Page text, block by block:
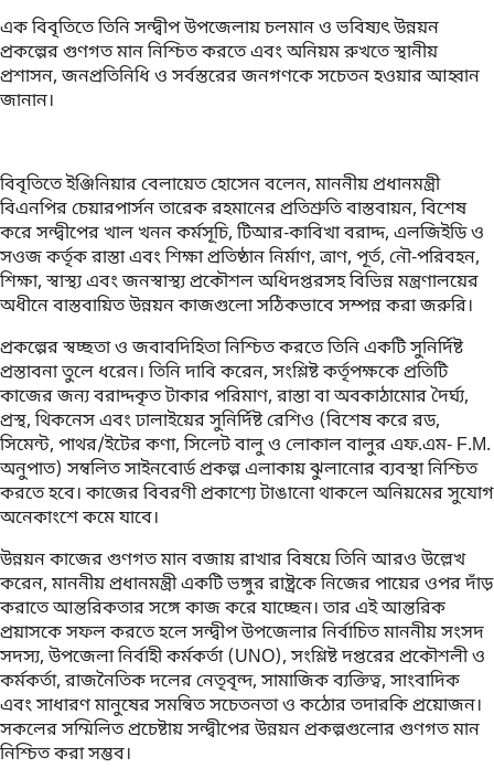
এক বিবৃতিতে তিনি সন্দ্বীপ উপজেলায় চলমান ও ভবিষ্যৎ উন্নয়ন
প্রকল্পের গুণগত মান নিশ্চিত করতে এবং অনিয়ম রুখতে স্থানীয়
প্রশাসন, জনপ্রতিনিধি ও সর্বস্তরের জনগণকে সচেতন হওয়ার আহ্বান
জানান।
বিবৃতিতে ইঞ্জিনিয়ার বেলায়েত হোসেন বলেন, মাননীয় প্রধানমন্ত্রী
বিএনপির চেয়ারপার্সন তারেক রহমানের প্রতিশ্রুতি বাস্তবায়ন, বিশেষ
করে সন্দ্বীপের খাল খনন কর্মসূচি, টিআর-কাবিখা বরাদ্দ, এলজিইডি ও
সওজ কর্তৃক রাস্তা এবং শিক্ষা প্রতিষ্ঠান নির্মাণ, ত্রাণ, পূর্ত, নৌ-পরিবহন,
শিক্ষা, স্বাস্থ্য এবং জনস্বাস্থ্য প্রকৌশল অধিদপ্তরসহ বিভিন্ন মন্ত্রণালয়ের
অধীনে বাস্তবায়িত উন্নয়ন কাজগুলো সঠিকভাবে সম্পন্ন করা জরুরি।
প্রকল্পের স্বচ্ছতা ও জবাবদিহিতা নিশ্চিত করতে তিনি একটি সুনির্দিষ্ট
প্রস্তাবনা তুলে ধরেন। তিনি দাবি করেন, সংশ্লিষ্ট কর্তৃপক্ষকে প্রতিটি
কাজের জন্য বরাদ্দকৃত টাকার পরিমাণ, রাস্তা বা অবকাঠামোর দৈর্ঘ্য,
প্রস্থ, থিকনেস এবং ঢালাইয়ের সুনির্দিষ্ট রেশিও (বিশেষ করে রড,
সিমেন্ট, পাথর/ইটের কণা, সিলেট বালু ও লোকাল বালুর এফ.এম- F.M.
অনুপাত) সম্বলিত সাইনবোর্ড প্রকল্প এলাকায় ঝুলানোর ব্যবস্থা নিশ্চিত
করতে হবে। কাজের বিবরণী প্রকাশ্যে টাঙানো থাকলে অনিয়মের সুযোগ
অনেকাংশে কমে যাবে।
উন্নয়ন কাজের গুণগত মান বজায় রাখার বিষয়ে তিনি আরও উল্লেখ
করেন, মাননীয় প্রধানমন্ত্রী একটি ভঙ্গুর রাষ্ট্রকে নিজের পায়ের ওপর দাঁড়
করাতে আন্তরিকতার সঙ্গে কাজ করে যাচ্ছেন। তার এই আন্তরিক
প্রয়াসকে সফল করতে হলে সন্দ্বীপ উপজেলার নির্বাচিত মাননীয় সংসদ
সদস্য, উপজেলা নির্বাহী কর্মকর্তা (UNO), সংশ্লিষ্ট দপ্তরের প্রকৌশলী ও
কর্মকর্তা, রাজনৈতিক দলের নেতৃবৃন্দ, সামাজিক ব্যক্তিত্ব, সাংবাদিক
এবং সাধারণ মানুষের সমন্বিত সচেতনতা ও কঠোর তদারকি প্রয়োজন।
সকলের সম্মিলিত প্রচেষ্টায় সন্দ্বীপের উন্নয়ন প্রকল্পগুলোর গুণগত মান
নিশ্চিত করা সম্ভব।